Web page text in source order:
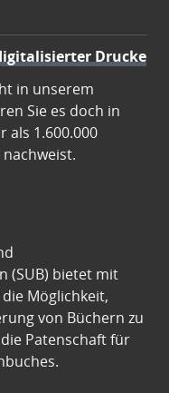
Drucke
in unserem
Sie es doch in
als 1.600.000
(SUB) bietet mit
Möglichkeit,
von Büchern zu
Patenschaft für